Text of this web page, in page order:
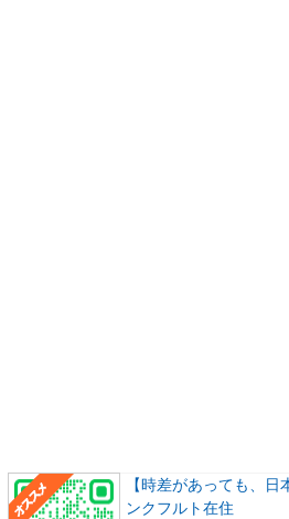
【時差があっても、
ンクフルト在住